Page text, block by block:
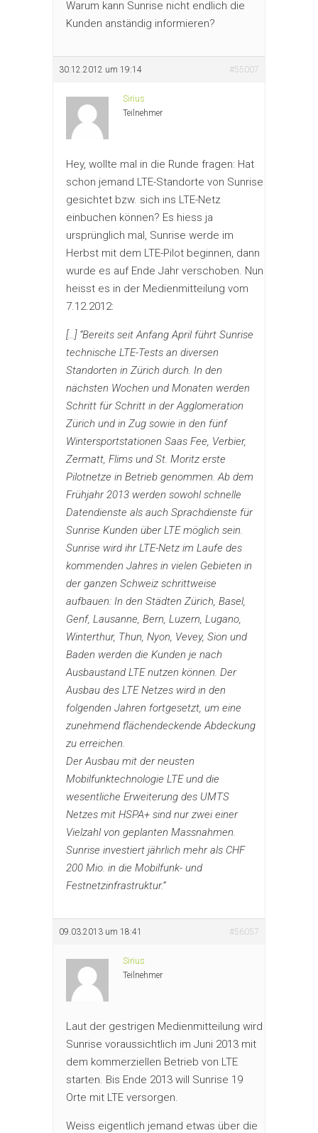
Warum kann Sunrise nicht endlich die
Kunden anständig informieren?
30.12.2012 um 19:14 #55007
Sirius
Teilnehmer
Hey, wollte mal in die Runde fragen: Hat
schon jemand LTE-Standorte von Sunrise
gesichtet bzw. sich ins LTE-Netz
einbuchen können? Es hiess ja
ursprünglich mal, Sunrise werde im
Herbst mit dem LTE-Pilot beginnen, dann
wurde es auf Ende Jahr verschoben. Nun
heisst es in der Medienmitteilung vom
7.12.2012:
[...] “Bereits seit Anfang April führt Sunrise
technische LTE-Tests an diversen
Standorten in Zürich durch. In den
nächsten Wochen und Monaten werden
Schritt für Schritt in der Agglomeration
Zürich und in Zug sowie in den fünf
Wintersportstationen Saas Fee, Verbier,
Zermatt, Flims und St. Moritz erste
Pilotnetze in Betrieb genommen. Ab dem
Frühjahr 2013 werden sowohl schnelle
Datendienste als auch Sprachdienste für
Sunrise Kunden über LTE möglich sein.
Sunrise wird ihr LTE-Netz im Laufe des
kommenden Jahres in vielen Gebieten in
der ganzen Schweiz schrittweise
aufbauen: In den Städten Zürich, Basel,
Genf, Lausanne, Bern, Luzern, Lugano,
Winterthur, Thun, Nyon, Vevey, Sion und
Baden werden die Kunden je nach
Ausbaustand LTE nutzen können. Der
Ausbau des LTE Netzes wird in den
folgenden Jahren fortgesetzt, um eine
zunehmend flächendeckende Abdeckung
zu erreichen.
Der Ausbau mit der neusten
Mobilfunktechnologie LTE und die
wesentliche Erweiterung des UMTS
Netzes mit HSPA+ sind nur zwei einer
Vielzahl von geplanten Massnahmen.
Sunrise investiert jährlich mehr als CHF
200 Mio. in die Mobilfunk- und
Festnetzinfrastruktur.”
09.03.2013 um 18:41 #56057
Sirius
Teilnehmer
Laut der gestrigen Medienmitteilung wird
Sunrise voraussichtlich im Juni 2013 mit
dem kommerziellen Betrieb von LTE
starten. Bis Ende 2013 will Sunrise 19
Orte mit LTE versorgen.
Weiss eigentlich jemand etwas über die